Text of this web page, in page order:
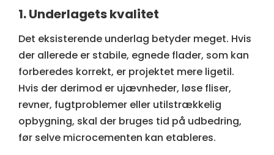
1. Underlagets kvalitet
Det eksisterende underlag betyder meget. Hvis
der allerede er stabile, egnede flader, som kan
forberedes korrekt, er projektet mere ligetil.
Hvis der derimod er ujævnheder, løse fliser,
revner, fugtproblemer eller utilstrækkelig
opbygning, skal der bruges tid på udbedring,
før selve microcementen kan etableres.